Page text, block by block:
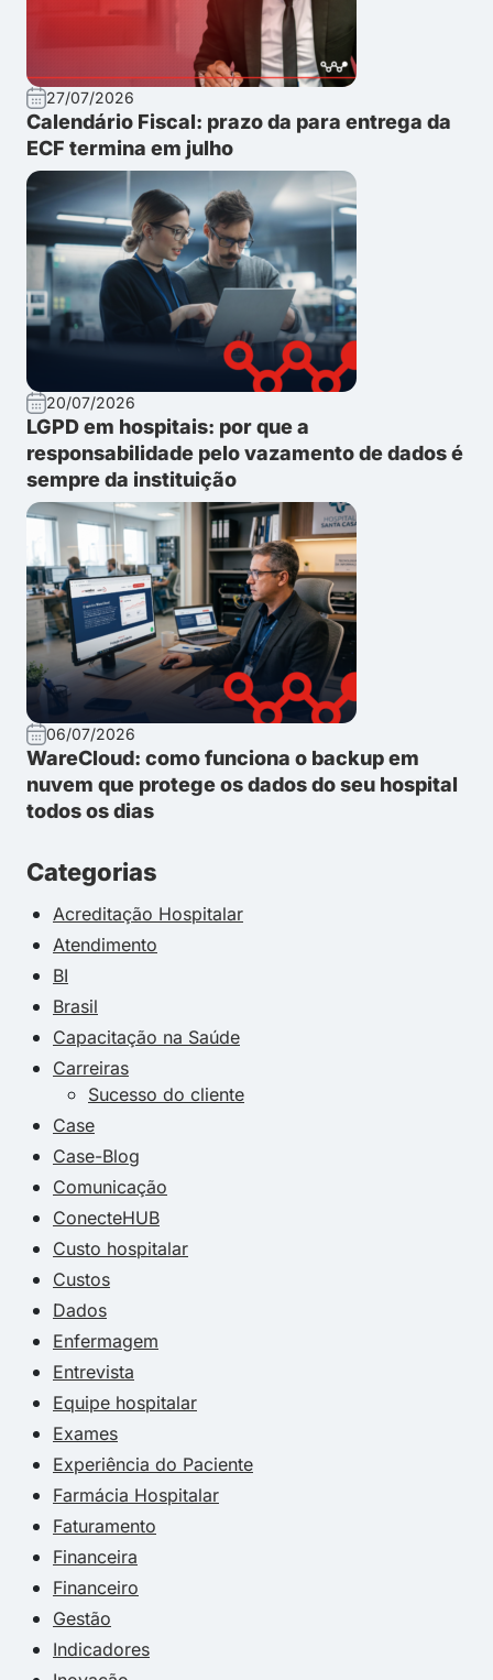
27/07/2026
Calendário Fiscal: prazo da para entrega da
ECF termina em julho
20/07/2026
LGPD em hospitais: por que a
responsabilidade pelo vazamento de dados é
sempre da instituição
06/07/2026
WareCloud: como funciona o backup em
nuvem que protege os dados do seu hospital
todos os dias
Categorias
Acreditação Hospitalar
Atendimento
BI
Brasil
Capacitação na Saúde
Carreiras
Sucesso do cliente
Case
Case-Blog
Comunicação
ConecteHUB
Custo hospitalar
Custos
Dados
Enfermagem
Entrevista
Equipe hospitalar
Exames
Experiência do Paciente
Farmácia Hospitalar
Faturamento
Financeira
Financeiro
Gestão
Indicadores